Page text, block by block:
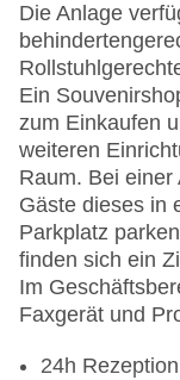
Die Anlage
Ein
zum Einkaufen
weiteren
Raum. Bei
Gäste dieses in
Parkplatz
finden sich ein
Im
Faxgerät und
24h Rezeption